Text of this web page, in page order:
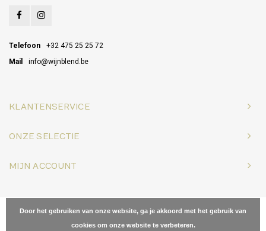
Telefoon
+32 475 25 25 72
Mail
info@wijnblend.be
KLANTENSERVICE
ONZE SELECTIE
MIJN ACCOUNT
© Copyright 2026 Wijnblend - Powered byLightspeed- Theme by
Door het gebruiken van onze website, ga je akkoord met het gebruik van
cookies om onze website te verbeteren.